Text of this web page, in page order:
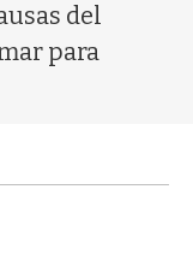
del
para